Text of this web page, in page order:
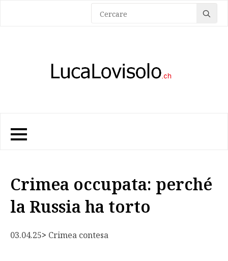
for:
Crimea occupata: perché
la Russia ha torto
03.04.25> Crimea contesa